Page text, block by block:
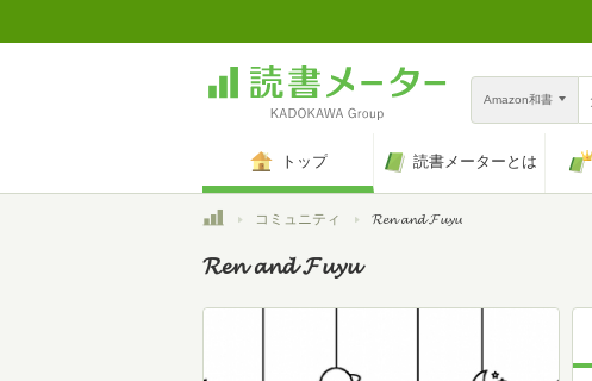
Amazon和書
トップ 読書メーターとは
トップコミュニティ 𝓡𝓮𝓷 𝓪𝓷𝓭 𝓕𝓾𝔂𝓾
𝓡𝓮𝓷 𝓪𝓷𝓭 𝓕𝓾𝔂𝓾